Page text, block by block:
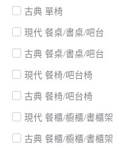
古典 單椅
現代 餐桌/書桌/吧台
古典 餐桌/書桌/吧台
現代 餐椅/吧台椅
古典 餐椅/吧台椅
現代 餐櫃/櫥櫃/書櫃架
古典 餐櫃/櫥櫃/書櫃架